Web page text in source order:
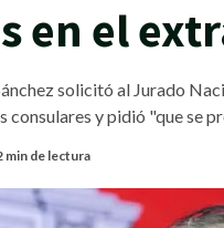
en el
solicitó al Jurado
consulares y pidió "que se
min de lectura